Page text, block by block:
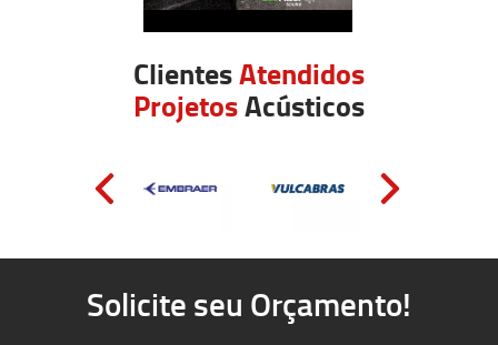
ClientesAtendidos
ProjetosAcústicos
Solicite seu Orçamento!